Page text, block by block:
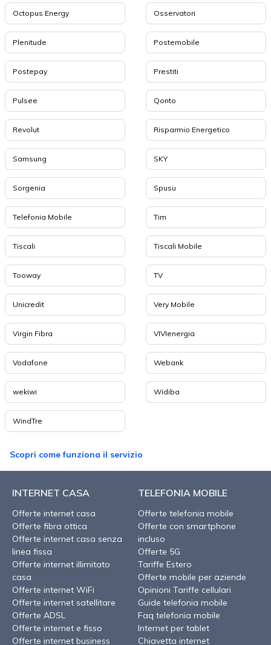
Octopus Energy Osservatori
Plenitude Postemobile
Postepay Prestiti
Pulsee Qonto
Revolut Risparmio Energetico
Samsung SKY
Sorgenia Spusu
Telefonia Mobile Tim
Tiscali Tiscali Mobile
Tooway TV
Unicredit Very Mobile
Virgin Fibra VIVIenergia
Vodafone Webank
wekiwi Widiba
WindTre
Scopri come funziona il servizio
INTERNET CASA
Offerte internet casa
Offerte fibra ottica
Offerte internet casa senza
linea fissa
Offerte internet illimitato
casa
Offerte internet WiFi
Offerte internet satellitare
Offerte ADSL
Offerte internet e fisso
Offerte internet business
TELEFONIA MOBILE
Offerte telefonia mobile
Offerte con smartphone
incluso
Offerte 5G
Tariffe Estero
Offerte mobile per aziende
Opinioni Tariffe cellulari
Guide telefonia mobile
Faq telefonia mobile
Internet per tablet
Chiavetta internet